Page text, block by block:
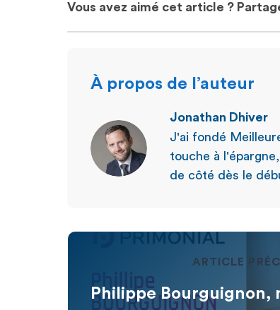
Vous avez aimé cet article ?
À propos de l’auteur
Jonathan Dhiver
J'ai fondé
touche à
de côté dès le
ARTICLE
Philippe Bourguignon,